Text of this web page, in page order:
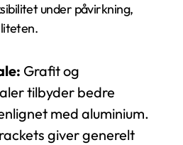
under påvirkning,
Grafit og
tilbyder bedre
med aluminium.
giver generelt